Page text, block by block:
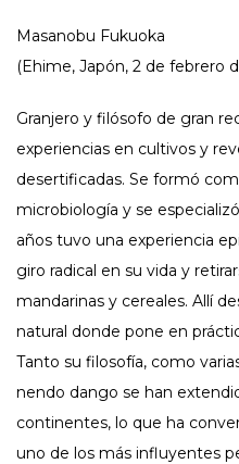
Masanobu Fukuoka
(Ehime, Japón, 2 de febrero
Granjero y filósofo de gran
experiencias en cultivos y
desertificadas. Se formó
microbiología y se
años tuvo una experiencia
giro radical en su vida y
mandarinas y cereales. Allí
natural donde pone en
Tanto su filosofía, como
nendo dango se han
continentes, lo que ha
uno de los más influyentes